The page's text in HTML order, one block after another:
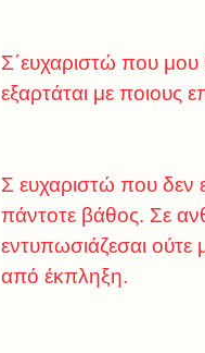
Σ΄ευχαριστώ που μου
εξαρτάται με ποιους
Σ ευχαριστώ που δεν
πάντοτε βάθος. Σε
εντυπωσιάζεσαι
από έκπληξη.